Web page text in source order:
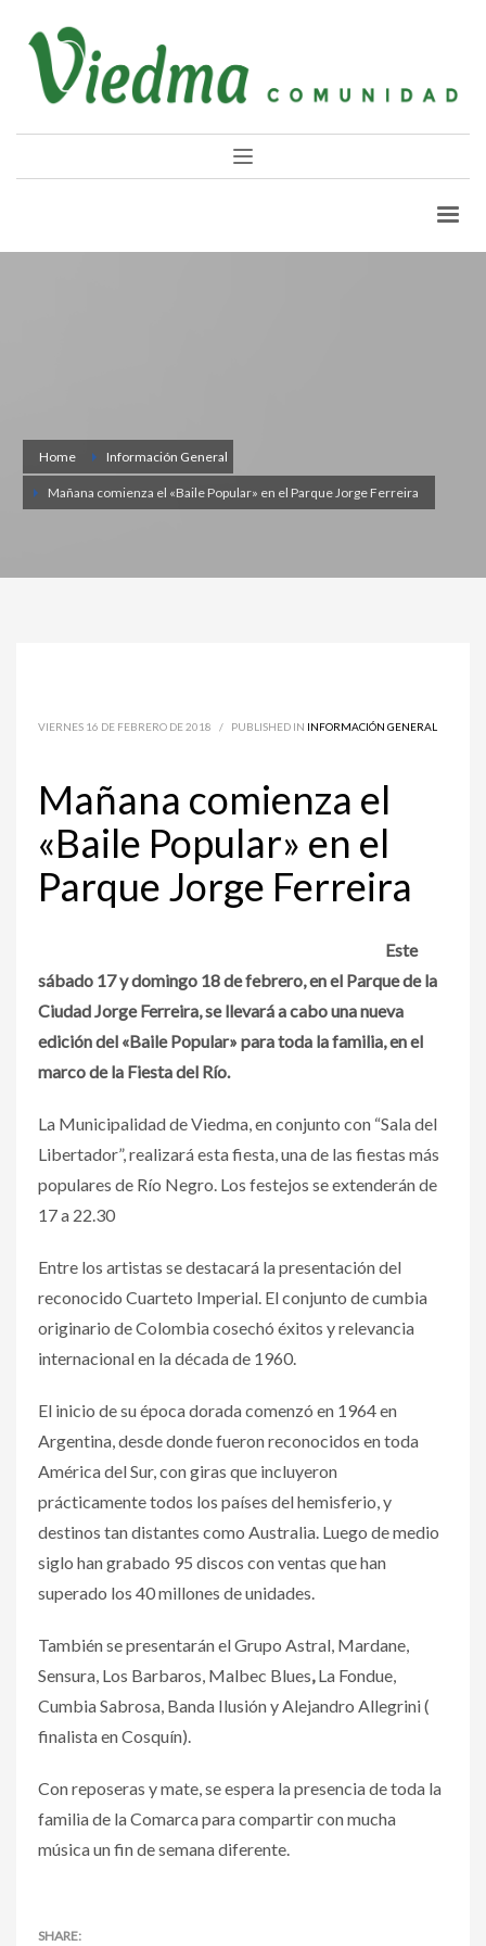
Home Información General
Mañana comienza el «Baile Popular» en el Parque Jorge Ferreira
VIERNES 16 DE FEBRERO DE 2018 / PUBLISHED IN INFORMACIÓN GENERAL
Mañana comienza el
«Baile Popular» en el
Parque Jorge Ferreira
Este
sábado 17 y domingo 18 de febrero, en el Parque de la
Ciudad Jorge Ferreira, se llevará a cabo una nueva
edición del «Baile Popular» para toda la familia, en el
marco de la Fiesta del Río.
La Municipalidad de Viedma, en conjunto con “Sala del
Libertador”, realizará esta fiesta, una de las fiestas más
populares de Río Negro. Los festejos se extenderán de
17 a 22.30
Entre los artistas se destacará la presentación del
reconocido Cuarteto Imperial. El conjunto de cumbia
originario de Colombia cosechó éxitos y relevancia
internacional en la década de 1960.
El inicio de su época dorada comenzó en 1964 en
Argentina, desde donde fueron reconocidos en toda
América del Sur, con giras que incluyeron
prácticamente todos los países del hemisferio, y
destinos tan distantes como Australia. Luego de medio
siglo han grabado 95 discos con ventas que han
superado los 40 millones de unidades.
También se presentarán el Grupo Astral, Mardane,
Sensura, Los Barbaros, Malbec Blues, La Fondue,
Cumbia Sabrosa, Banda Ilusión y Alejandro Allegrini (
finalista en Cosquín).
Con reposeras y mate, se espera la presencia de toda la
familia de la Comarca para compartir con mucha
música un fin de semana diferente.